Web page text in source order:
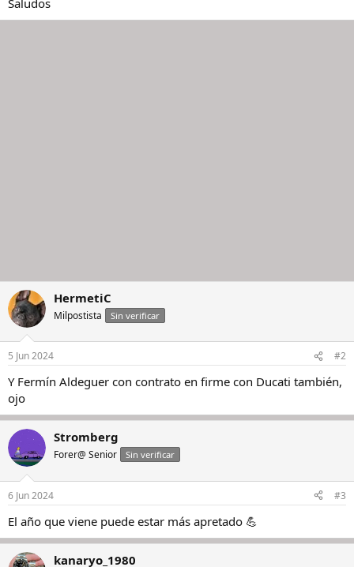
h
i
HermetiC
Milpostista Sin verificar
5 Jun 2024 #2
Y Fermín Aldeguer con contrato en firme con Ducati también,
ojo
Stromberg
Forer@ Senior Sin verificar
6 Jun 2024 #3
El año que viene puede estar más apretado 💪
kanaryo_1980